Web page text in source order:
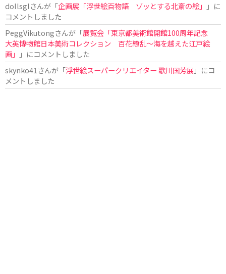
dollsglさんが「企画展「浮世絵百物語 ゾッとする北斎の絵」
」に
コメントしました
PeggVikutongさんが「展覧会「東京都美術館開館100周年記念
大英博物館日本美術コレクション 百花繚乱〜海を越えた江戸絵
画」
」にコメントしました
skynko41 さんが「浮世絵スーパークリエイター 歌川国芳展 」にコ
メントしました